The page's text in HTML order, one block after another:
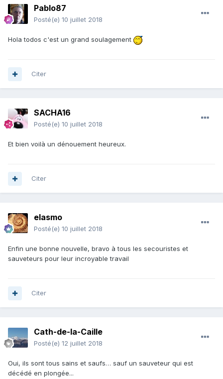
Pablo87
Posté(e) 10 juillet 2018
Hola todos c'est un grand soulagement
Citer
SACHA16
Posté(e) 10 juillet 2018
Et bien voilà un dénouement heureux.
Citer
elasmo
Posté(e) 10 juillet 2018
Enfin une bonne nouvelle, bravo à tous les secouristes et
sauveteurs pour leur incroyable travail
Citer
Cath-de-la-Caille
Posté(e) 12 juillet 2018
Oui, ils sont tous sains et saufs… sauf un sauveteur qui est
décédé en plongée...